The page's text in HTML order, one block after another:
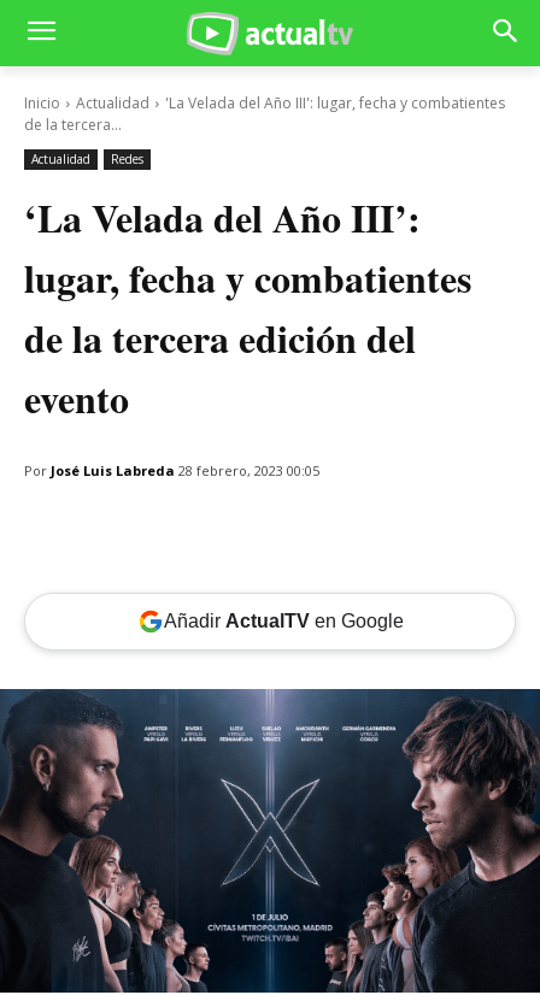
Inicio Actualidad
'La Velada del Año III': lugar, fecha y combatientes
de la tercera...
Actualidad Redes
‘La Velada del Año III’:
lugar, fecha y combatientes
de la tercera edición del
evento
Por José Luis Labreda 28 febrero, 2023 00:05
Añadir ActualTVen Google